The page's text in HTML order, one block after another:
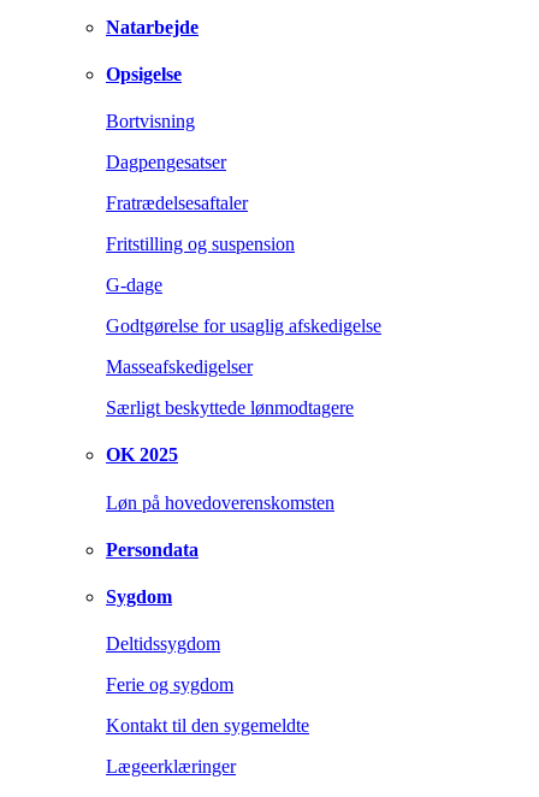
Natarbejde
Opsigelse
Bortvisning
Dagpengesatser
Fratrædelsesaftaler
Fritstilling og suspension
G-dage
Godtgørelse for usaglig afskedigelse
Masseafskedigelser
Særligt beskyttede lønmodtagere
OK 2025
Løn på hovedoverenskomsten
Persondata
Sygdom
Deltidssygdom
Ferie og sygdom
Kontakt til den sygemeldte
Lægeerklæringer